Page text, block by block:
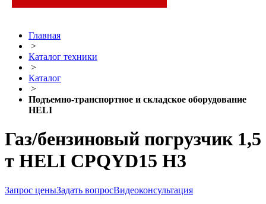
Главная
>
Каталог техники
>
Каталог
>
Подъемно-транспортное и складское оборудование
HELI
Газ/бензиновый погрузчик 1,5
т HELI CPQYD15 H3
Запрос ценыЗадать вопросВидеоконсультация